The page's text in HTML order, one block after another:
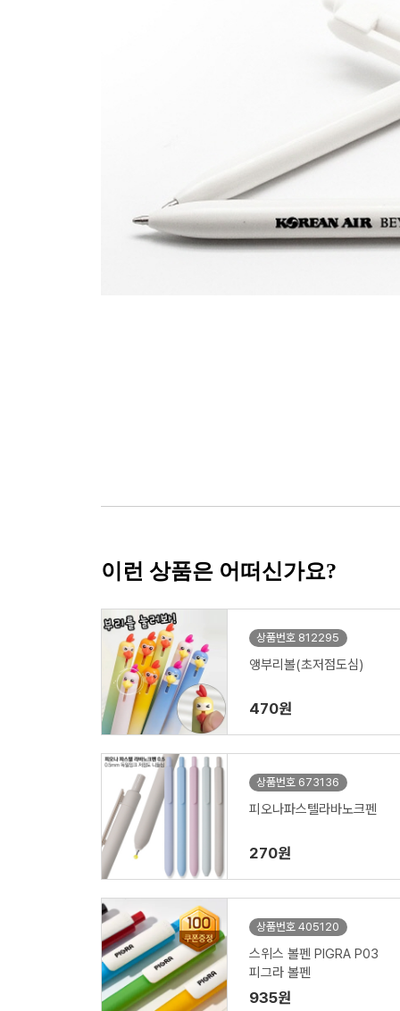
이런 상품은 어떠신가요?
상품번호 812295
앵부리볼(초저점도심)
470원
상품번호 673136
피오나파스텔라바노크펜
270원
상품번호 405120
스위스 볼펜 PIGRA P03
피그라 볼펜
935원